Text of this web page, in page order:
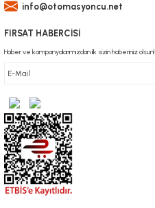
info@otomasyoncu.net
FIRSAT HABERCİSİ
Haber ve kampanyalarımızdan ilk sizin haberiniz olsun!